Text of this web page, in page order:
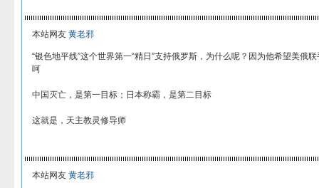
本站网友 黄老邪
“银色地平线”这个世界第一“精日”支持俄罗斯，为什么呢？因为他希望美俄
呵
中国灭亡，是第一目标；日本称霸，是第二目标
这就是，天主教灵修导师
本站网友 黄老邪